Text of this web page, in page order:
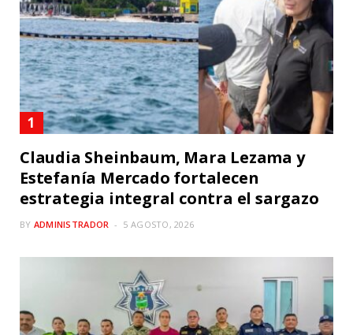
Claudia Sheinbaum, Mara Lezama y
Estefanía Mercado fortalecen
estrategia integral contra el sargazo
BY ADMINISTRADOR 5 AGOSTO, 2026